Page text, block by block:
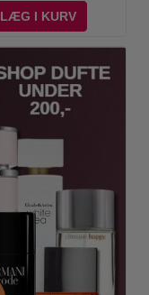
LÆG I KURV